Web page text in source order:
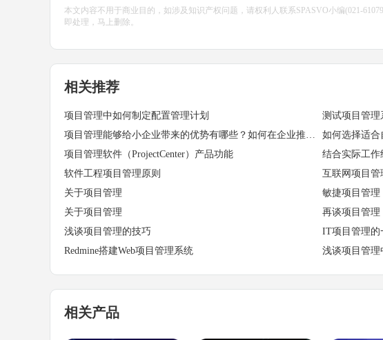
本文内容不用于商业目的，如涉及知识产权问题，请权利人联系SPASVO小编(021-
即处理，马上删除。
相关推荐
项目管理中如何制定配置管理计划
测试项目管理
项目管理能够给小企业带来的优势有哪些？如何在企业推行项目管理?
如何选择适合
项目管理软件（ProjectCenter）产品功能
结合实际工作
软件工程项目管理原则
互联网项目管
关于项目管理
敏捷项目管
关于项目管理
再谈项目管理
浅谈项目管理的技巧
IT项目管理的
Redmine搭建Web项目管理系统
浅谈项目管理
相关产品